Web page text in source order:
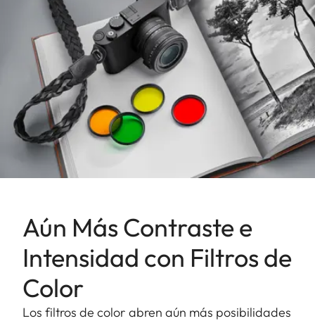
Aún Más Contraste e
Intensidad con Filtros de
Color
Los filtros de color abren aún más posibilidades